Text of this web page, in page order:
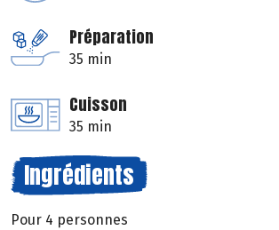
Préparation
35 min
Cuisson
35 min
Ingrédients
Pour 4 personnes